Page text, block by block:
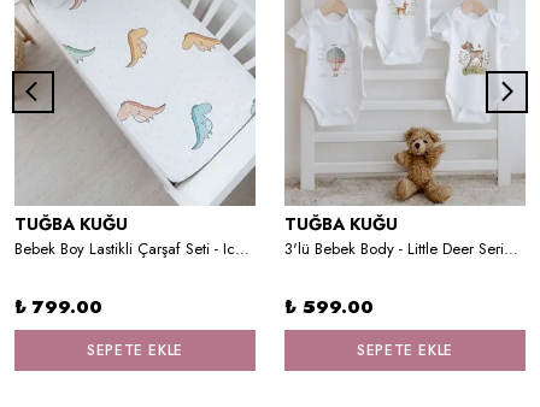
TUĞBA KUĞU
Bebek Boy Lastikli Çarşaf Seti - Iconic Serisi - Renkli Dinozorlar
₺ 799.00
SEPETE EKLE
TUĞBA KUĞU
3'lü Bebek Body - Little Deer Series - V Harfi
₺ 599.00
SEPETE EKLE